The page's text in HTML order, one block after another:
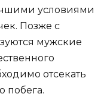
условиями
Позже с
мужские
отсекать
побега.